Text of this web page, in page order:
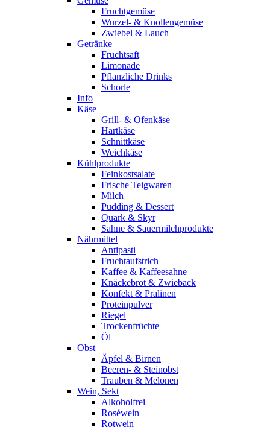
Fruchtgemüse
Wurzel- & Knollengemüse
Zwiebel & Lauch
Getränke
Fruchtsaft
Limonade
Pflanzliche Drinks
Schorle
Info
Käse
Grill- & Ofenkäse
Hartkäse
Schnittkäse
Weichkäse
Kühlprodukte
Feinkostsalate
Frische Teigwaren
Milch
Pudding & Dessert
Quark & Skyr
Sahne & Sauermilchprodukte
Nährmittel
Antipasti
Fruchtaufstrich
Kaffee & Kaffeesahne
Knäckebrot & Zwieback
Konfekt & Pralinen
Proteinpulver
Riegel
Trockenfrüchte
Öl
Obst
Äpfel & Birnen
Beeren- & Steinobst
Trauben & Melonen
Wein, Sekt
Alkoholfrei
Roséwein
Rotwein